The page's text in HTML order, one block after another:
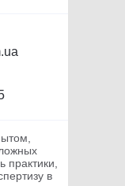
практики,
в